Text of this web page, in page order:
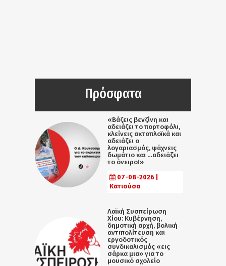
Πρόσφατα
«Βάζεις βενζίνη και
αδειάζει το πορτοφόλι,
κλείνεις ακτοπλοϊκά και
αδειάζει ο
λογαριασμός, ψάχνεις
δωμάτιο και …αδειάζει
το όνειρο!»
07-08-2026 |
Κατιούσα
Λαϊκή Συσπείρωση
Χίου: Κυβέρνηση,
δημοτική αρχή, βολική
αντιπολίτευση και
εργοδοτικός
συνδικαλισμός «εις
σάρκα μια» για το
μουσικό σχολείο